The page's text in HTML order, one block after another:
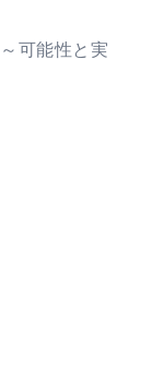
可能性と実